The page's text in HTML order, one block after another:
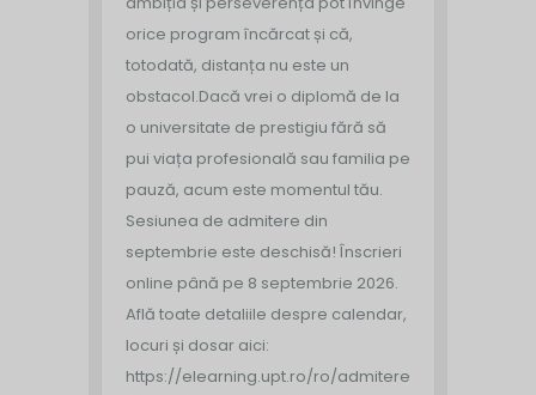
orice program încărcat și că,
totodată, distanța nu este un
obstacol.Dacă vrei o diplomă de la
o universitate de prestigiu fără să
pui viața profesională sau familia pe
pauză, acum este momentul tău.
Sesiunea de admitere din
septembrie este deschisă! Înscrieri
online până pe 8 septembrie 2026.
Află toate detaliile despre calendar,
locuri și dosar aici:
https://elearning.upt.ro/ro/admitere/